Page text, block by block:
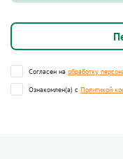
Согласен на обработку
Ознакомлен(а) с Политикой